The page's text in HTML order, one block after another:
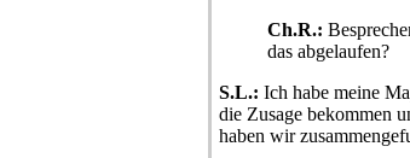
Ch.R.:
das abgelaufen?
S.L.: Ich habe meine
die Zusage bekommen
haben wir